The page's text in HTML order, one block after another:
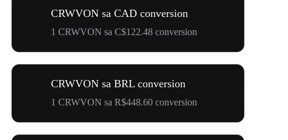
CRWVON sa CAD conversion
1 CRWVON sa C$122.48 conversion
CRWVON sa BRL conversion
1 CRWVON sa R$448.60 conversion